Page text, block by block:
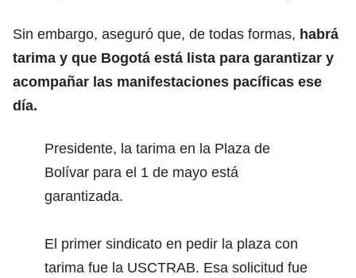
Sin embargo, aseguró que, de todas formas, habrá
tarima y que Bogotá está lista para garantizar y
acompañar las manifestaciones pacíficas ese
día.
Presidente, la tarima en la Plaza de
Bolívar para el 1 de mayo está
garantizada.
El primer sindicato en pedir la plaza con
tarima fue la USCTRAB. Esa solicitud fue